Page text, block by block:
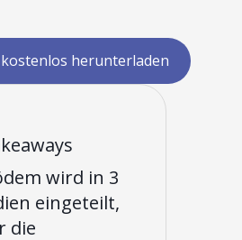
kostenlos herunterladen
wird in 3
eingeteilt,
die